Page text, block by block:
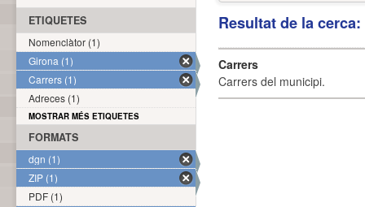
Resultat de la
Carrers
Carrers del municipi.
ETIQUETES
Nomenclàtor (1)
Girona (1)
Carrers (1)
Adreces (1)
MOSTRAR MÉS ETIQUETES
FORMATS
dgn (1)
ZIP (1)
PDF (1)